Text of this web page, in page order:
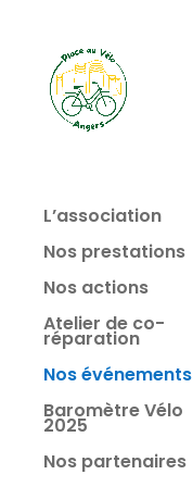
L’association
Nos prestations
Nos actions
Atelier de co-
réparation
Nos événements
Baromètre Vélo
2025
Nos partenaires